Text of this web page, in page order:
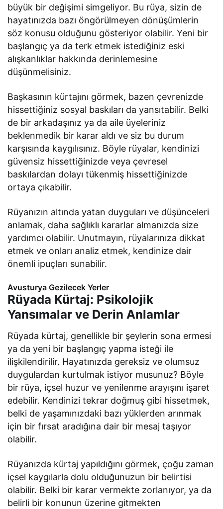
büyük bir değişimi simgeliyor. Bu rüya, sizin de
hayatınızda bazı öngörülmeyen dönüşümlerin
söz konusu olduğunu gösteriyor olabilir. Yeni bir
başlangıç ya da terk etmek istediğiniz eski
alışkanlıklar hakkında derinlemesine
düşünmelisiniz.
Başkasının kürtajını görmek, bazen çevrenizde
hissettiğiniz sosyal baskıları da yansıtabilir. Belki
de bir arkadaşınız ya da aile üyeleriniz
beklenmedik bir karar aldı ve siz bu durum
karşısında kaygılısınız. Böyle rüyalar, kendinizi
güvensiz hissettiğinizde veya çevresel
baskılardan dolayı tükenmiş hissettiğinizde
ortaya çıkabilir.
Rüyanızın altında yatan duyguları ve düşünceleri
anlamak, daha sağlıklı kararlar almanızda size
yardımcı olabilir. Unutmayın, rüyalarınıza dikkat
etmek ve onları analiz etmek, kendinize dair
önemli ipuçları sunabilir.
Avusturya Gezilecek Yerler
Rüyada Kürtaj: Psikolojik
Yansımalar ve Derin Anlamlar
Rüyada kürtaj, genellikle bir şeylerin sona ermesi
ya da yeni bir başlangıç yapma isteği ile
ilişkilendirilir. Hayatınızda gereksiz ve olumsuz
duygulardan kurtulmak istiyor musunuz? Böyle
bir rüya, içsel huzur ve yenilenme arayışını işaret
edebilir. Kendinizi tekrar doğmuş gibi hissetmek,
belki de yaşamınızdaki bazı yüklerden arınmak
için bir fırsat aradığına dair bir mesaj taşıyor
olabilir.
Rüyanızda kürtaj yapıldığını görmek, çoğu zaman
içsel kaygılarla dolu olduğunuzun bir belirtisi
olabilir. Belki bir karar vermekte zorlanıyor, ya da
belirli bir konunun üzerine gitmekten